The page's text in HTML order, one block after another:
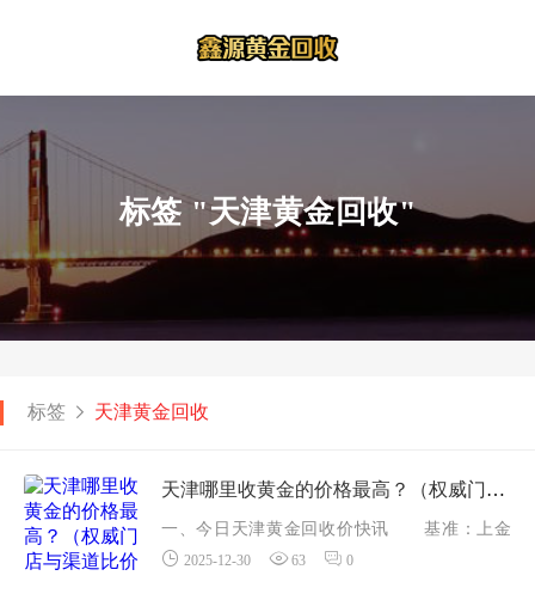
标签 "天津黄金回收"
标签 天津黄金回收
天津哪里收黄金的价格最高？（权威门店与渠道比价一览）
一、今日天津黄金回收价快讯 基准：上金
所 AU99.99 昨结算 1003 元/克 主流渠道回
2025-12-30 63 0